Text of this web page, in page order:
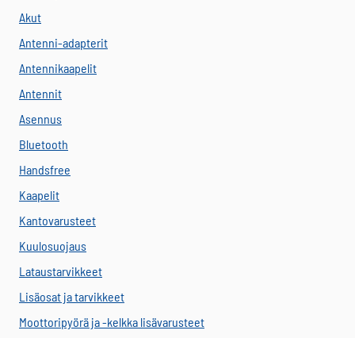
Akut
Antenni-adapterit
Antennikaapelit
Antennit
Asennus
Bluetooth
Handsfree
Kaapelit
Kantovarusteet
Kuulosuojaus
Lataustarvikkeet
Lisäosat ja tarvikkeet
Moottoripyörä ja -kelkka lisävarusteet